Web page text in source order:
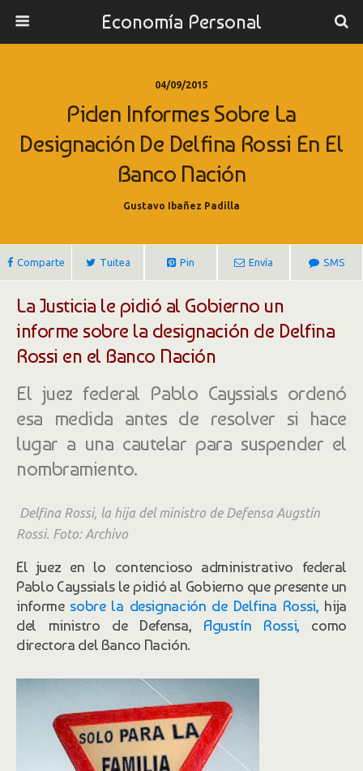
Economía Personal
04/09/2015
Piden Informes Sobre La
Designación De Delfina Rossi En El
Banco Nación
Gustavo Ibañez Padilla
Comparte Tuitea Pin Envía SMS
La Justicia le pidió al Gobierno un
informe sobre la designación de Delfina
Rossi en el Banco Nación
El juez federal Pablo Cayssials ordenó
esa medida antes de resolver si hace
lugar a una cautelar para suspender el
nombramiento.
Delfina Rossi, la hija del ministro de Defensa Augstín
Rossi. Foto: Archivo
El juez en lo contencioso administrativo federal
Pablo Cayssials le pidió al Gobierno que presente un
informe sobre la designación de Delfina Rossi, hija
del ministro de Defensa, Agustín Rossi, como
directora del Banco Nación.